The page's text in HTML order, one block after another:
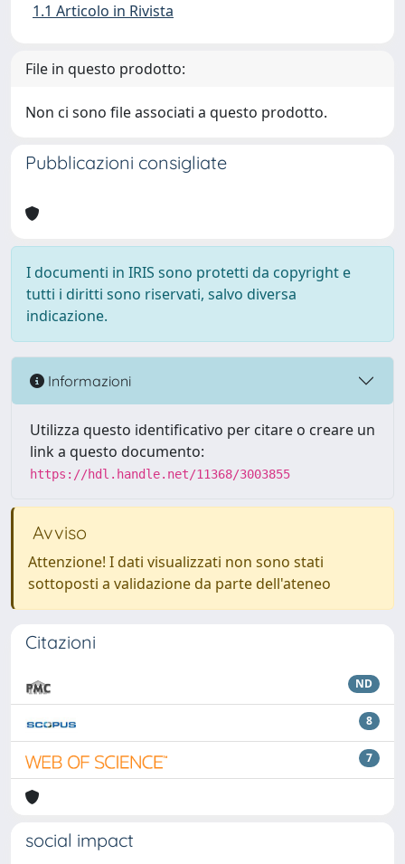
1.1 Articolo in Rivista
File in questo prodotto:
Non ci sono file associati a questo prodotto.
Pubblicazioni consigliate
I documenti in IRIS sono protetti da copyright e
tutti i diritti sono riservati, salvo diversa
indicazione.
Informazioni
Utilizza questo identificativo per citare o creare un
link a questo documento:
https://hdl.handle.net/11368/3003855
Avviso
Attenzione! I dati visualizzati non sono stati
sottoposti a validazione da parte dell'ateneo
Citazioni
ND
8
7
social impact